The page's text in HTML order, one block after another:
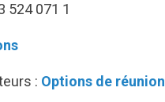
524 071 1
: Options de réunion